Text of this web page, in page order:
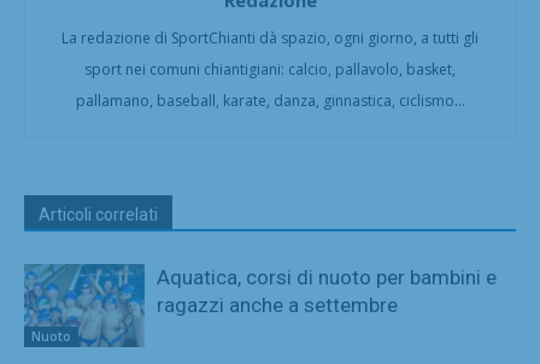
La redazione di SportChianti dà spazio, ogni giorno, a tutti gli
sport nei comuni chiantigiani: calcio, pallavolo, basket,
pallamano, baseball, karate, danza, ginnastica, ciclismo...
Articoli correlati
Nuoto
Aquatica, corsi di nuoto per bambini e
ragazzi anche a settembre